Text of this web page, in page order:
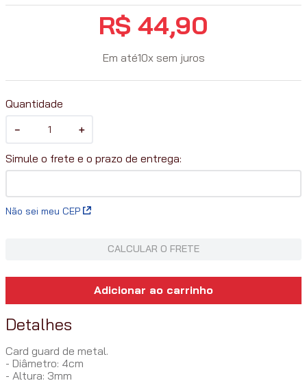
R$ 44,90
Em até10x sem juros
Quantidade
＋
－
Não sei meu CEP
CALCULAR O FRETE
Adicionar ao carrinho
Detalhes
Card guard de metal.
- Diâmetro: 4cm
- Altura: 3mm